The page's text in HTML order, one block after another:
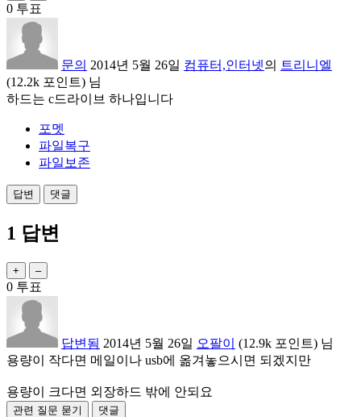
0 투표
문의 2014년 5월 26일 컴퓨터,인터넷의
트리니엘
(12.2k 포인트) 님
하드는 c드라이브 하나입니다
포멧
파일복구
파일보존
1 답변
0 투표
답변됨 2014년 5월 26일 오팔이 (12.9k 포인트) 님
용량이 작다면 메일이나 usb에 옮겨놓으시면 되겠지만
용량이 크다면 외장하드 밖에 안되요